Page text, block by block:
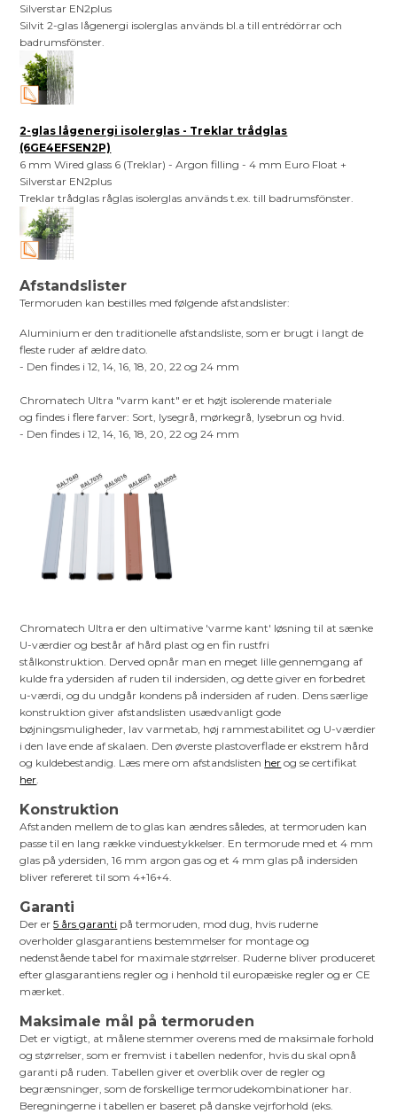
Silverstar EN2plus
Silvit 2-glas lågenergi isolerglas används bl.a till entrédörrar och
badrumsfönster.
2-glas lågenergi isolerglas - Treklar trådglas
(6GE4EFSEN2P)
6 mm Wired glass 6 (Treklar) - Argon filling - 4 mm Euro Float +
Silverstar EN2plus
Treklar trådglas råglas isolerglas används t.ex. till badrumsfönster.
Afstandslister
Termoruden kan bestilles med følgende afstandslister:
Aluminium er den traditionelle afstandsliste, som er brugt i langt de
fleste ruder af ældre dato.
- Den findes i 12, 14, 16, 18, 20, 22 og 24 mm
Chromatech Ultra "varm kant" er et højt isolerende materiale
og findes i flere farver: Sort, lysegrå, mørkegrå, lysebrun og hvid.
- Den findes i 12, 14, 16, 18, 20, 22 og 24 mm
Chromatech Ultra er den ultimative 'varme kant' løsning til at sænke
U-værdier og består af hård plast og en fin rustfri
stålkonstruktion. Derved opnår man en meget lille gennemgang af
kulde fra ydersiden af ruden til indersiden, og dette giver en forbedret
u-værdi, og du undgår kondens på indersiden af ruden. Dens særlige
konstruktion giver afstandslisten usædvanligt gode
bøjningsmuligheder, lav varmetab, høj rammestabilitet og U-værdier
i den lave ende af skalaen. Den øverste plastoverflade er ekstrem hård
og kuldebestandig. Læs mere om afstandslisten her og se certifikat
her.
Konstruktion
Afstanden mellem de to glas kan ændres således, at termoruden kan
passe til en lang række vinduestykkelser. En termorude med et 4 mm
glas på ydersiden, 16 mm argon gas og et 4 mm glas på indersiden
bliver refereret til som 4+16+4.
Garanti
Der er5 års garanti på termoruden, mod dug, hvis ruderne
overholder glasgarantiens bestemmelser for montage og
nedenstående tabel for maximale størrelser. Ruderne bliver produceret
efter glasgarantiens regler og i henhold til europæiske regler og er CE
mærket.
Maksimale mål på termoruden
Det er vigtigt, at målene stemmer overens med de maksimale forhold
og størrelser, som er fremvist i tabellen nedenfor, hvis du skal opnå
garanti på ruden. Tabellen giver et overblik over de regler og
begrænsninger, som de forskellige termorudekombinationer har.
Beregningerne i tabellen er baseret på danske vejrforhold (eks.